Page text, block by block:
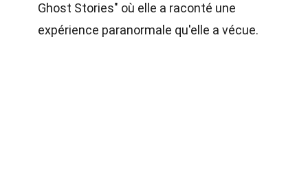
Ghost Stories" où elle a raconté une
expérience paranormale qu'elle a vécue.